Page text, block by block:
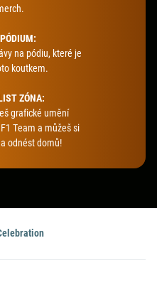
na pódiu, které je
koutkem.
ZÓNA:
grafické umění
Team a můžeš si
odnést domů!